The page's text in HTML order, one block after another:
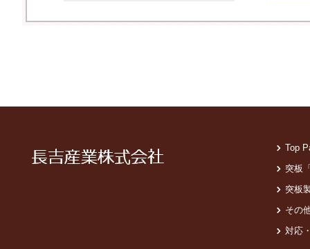
Top
突板
突板
その
対応